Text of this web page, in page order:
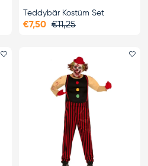
Teddybär Kostüm Set
€7,50 €11,25
Favorit hinzufügen